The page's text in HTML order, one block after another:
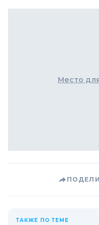
Место
ТАКЖЕ ПО ТЕМЕ